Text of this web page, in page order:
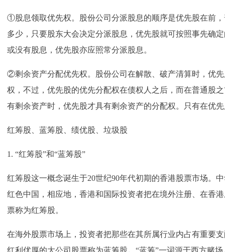
①股息领取优先权。股份公司分派股息的顺序是优先股在前
多少，只要股东大会决定分派股息，优先股就可按照事先确
或没有股息，优先股亦应照常分派股息。
②剩余资产分配优先权。股份公司在解散、破产清算时，优
权，不过，优先股的优先分配权在债权人之后，而在普通股
有剩余资产时，优先股才具有剩余资产的分配权。只有在优
红筹股、蓝筹股、绩优股、垃圾股
1. “红筹股”和“蓝筹股”
红筹股这一概念诞生于20世纪90年代初期的香港股票市场。
红色中国，相应地，香港和国际投资者把在境外注册、在香
票称为红筹股。
在海外股票市场上，投资者把那些在其所属行业内占有重要
红利优厚的大公司股票称为蓝筹股。“蓝筹”一词源于西方赌